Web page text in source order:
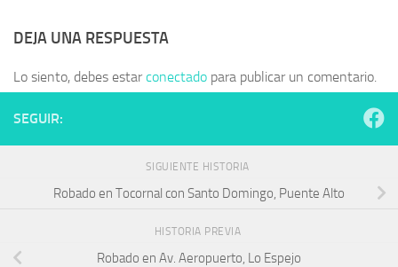
DEJA UNA RESPUESTA
Lo siento, debes estarconectado para publicar un comentario.
SEGUIR:
SIGUIENTE HISTORIA
Robado en Tocornal con Santo Domingo, Puente Alto
HISTORIA PREVIA
Robado en Av. Aeropuerto, Lo Espejo